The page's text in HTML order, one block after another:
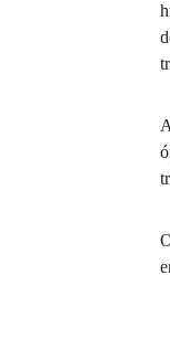
Conheça